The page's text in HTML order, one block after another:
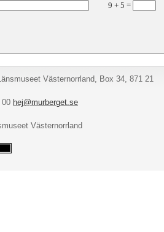
9 + 5 =
Västernorrland, Box 34, 871 21
00 hej@murberget.se
Västernorrland